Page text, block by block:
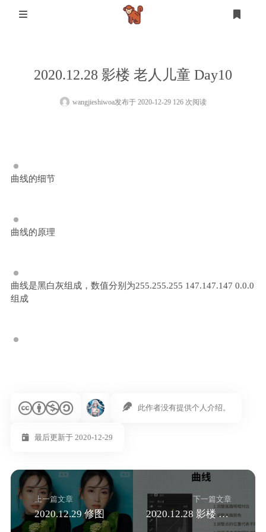
设计
生活
登录 注册
2020.12.28 影楼 老人儿童 Day10
wangjieshiwoa发布于 2020-12-29 126 次阅读
曲线的细节
曲线的原理
曲线是黑白灰组成，数值分别为255.255.255 147.147.147 0.0.0
组成
此作者没有提供个人介绍。
最后更新于 2020-12-29
上一篇文章
2020.12.29 修图
下一篇文章
2020.12.28 影楼 调色工具 Day11